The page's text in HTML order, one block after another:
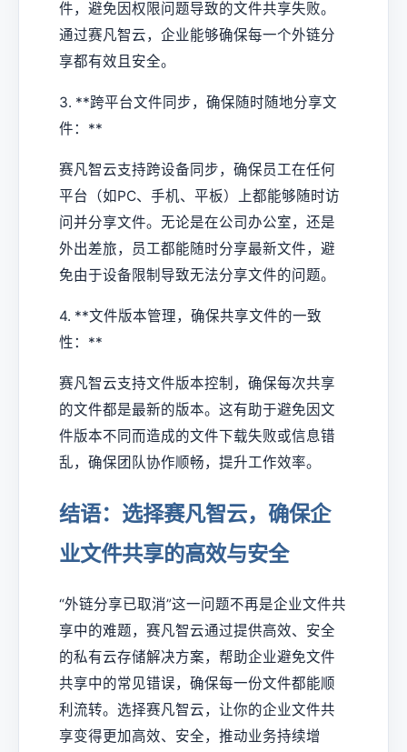
件，避免因权限问题导致的文件共享失败。
通过赛凡智云，企业能够确保每一个外链分
享都有效且安全。
3. **跨平台文件同步，确保随时随地分享文
件：**
赛凡智云支持跨设备同步，确保员工在任何
平台（如PC、手机、平板）上都能够随时访
问并分享文件。无论是在公司办公室，还是
外出差旅，员工都能随时分享最新文件，避
免由于设备限制导致无法分享文件的问题。
4. **文件版本管理，确保共享文件的一致
性：**
赛凡智云支持文件版本控制，确保每次共享
的文件都是最新的版本。这有助于避免因文
件版本不同而造成的文件下载失败或信息错
乱，确保团队协作顺畅，提升工作效率。
结语：选择赛凡智云，确保企
业文件共享的高效与安全
“外链分享已取消”这一问题不再是企业文件共
享中的难题，赛凡智云通过提供高效、安全
的私有云存储解决方案，帮助企业避免文件
共享中的常见错误，确保每一份文件都能顺
利流转。选择赛凡智云，让你的企业文件共
享变得更加高效、安全，推动业务持续增